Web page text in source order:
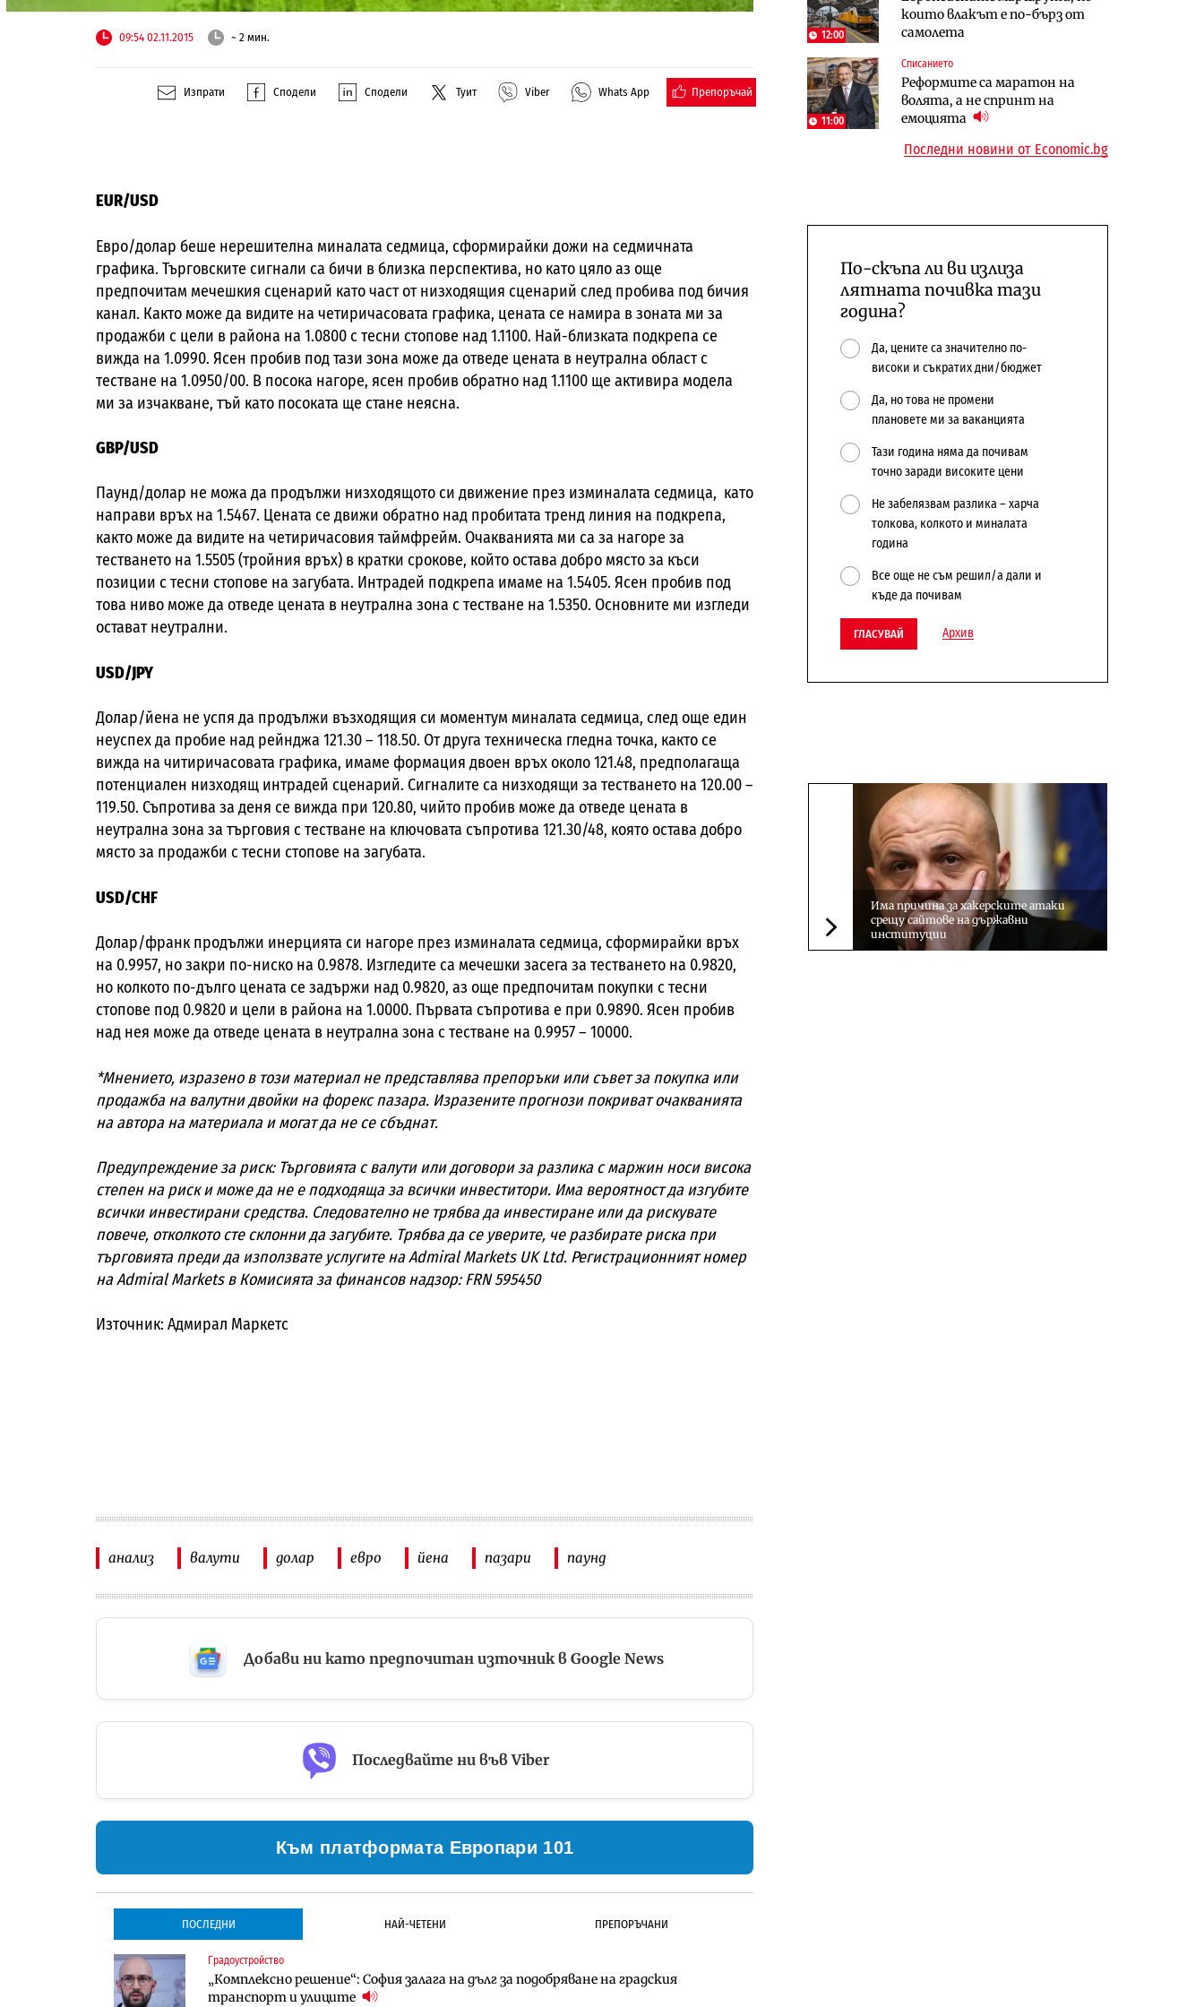
09:54 02.11.2015 ~ 2 мин.
Изпрати Сподели Сподели Туит Viber Whats App Препоръчай
EUR/USD
Евро/долар беше нерешителна миналата седмица, сформирайки дожи на седмичната
графика. Търговските сигнали са бичи в близка перспектива, но като цяло аз още
предпочитам мечешкия сценарий като част от низходящия сценарий след пробива под бичия
канал. Както може да видите на четиричасовата графика, цената се намира в зоната ми за
продажби с цели в района на 1.0800 с тесни стопове над 1.1100. Най-близката подкрепа се
вижда на 1.0990. Ясен пробив под тази зона може да отведе цената в неутрална област с
тестване на 1.0950/00. В посока нагоре, ясен пробив обратно над 1.1100 ще активира модела
ми за изчакване, тъй като посоката ще стане неясна.
GBP/USD
Паунд/долар не можа да продължи низходящото си движение през изминалата седмица, като
направи връх на 1.5467. Цената се движи обратно над пробитата тренд линия на подкрепа,
както може да видите на четиричасовия таймфрейм. Очакванията ми са за нагоре за
тестването на 1.5505 (тройния връх) в кратки срокове, който остава добро място за къси
позиции с тесни стопове на загубата. Интрадей подкрепа имаме на 1.5405. Ясен пробив под
това ниво може да отведе цената в неутрална зона с тестване на 1.5350. Основните ми изгледи
остават неутрални.
USD/JPY
Долар/йена не успя да продължи възходящия си моментум миналата седмица, след още един
неуспех да пробие над рейнджа 121.30 – 118.50. От друга техническа гледна точка, както се
вижда на читиричасовата графика, имаме формация двоен връх около 121.48, предполагаща
потенциален низходящ интрадей сценарий. Сигналите са низходящи за тестването на 120.00 –
119.50. Съпротива за деня се вижда при 120.80, чийто пробив може да отведе цената в
неутрална зона за търговия с тестване на ключовата съпротива 121.30/48, която остава добро
място за продажби с тесни стопове на загубата.
USD/CHF
Долар/франк продължи инерцията си нагоре през изминалата седмица, сформирайки връх
на 0.9957, но закри по-ниско на 0.9878. Изгледите са мечешки засега за тестването на 0.9820,
но колкото по-дълго цената се задържи над 0.9820, аз още предпочитам покупки с тесни
стопове под 0.9820 и цели в района на 1.0000. Първата съпротива е при 0.9890. Ясен пробив
над нея може да отведе цената в неутрална зона с тестване на 0.9957 – 10000.
*Мнението, изразено в този материал не представлява препоръки или съвет за покупка или
продажба на валутни двойки на форекс пазара. Изразените прогнози покриват очакванията
на автора на материала и могат да не се сбъднат.
Предупреждение за риск: Търговията с валути или договори за разлика с маржин носи висока
степен на риск и може да не е подходяща за всички инвеститори. Има вероятност да изгубите
всички инвестирани средства. Следователно не трябва да инвестиране или да рискувате
повече, отколкото сте склонни да загубите. Трябва да се уверите, че разбирате риска при
търговията преди да използвате услугите на Admiral Markets UK Ltd. Регистрационният номер
на Admiral Markets в Комисията за финансов надзор: FRN 595450
Източник: Адмирал Маркетс
анализ валути долар евро йена пазари паунд
Добави ни като предпочитан източник в Google News
Последвайте ни във Viber
Към платформата Европари 101
ПОСЛЕДНИ НАЙ-ЧЕТЕНИ ПРЕПОРЪЧАНИ
Градоустройство
„Комплексно решение“: София залага на дълг за подобряване на градския
транспорт и улиците
Градоустройство
Столична община избра изпълнител за преместването на трамвайното
трасе по бул. „Скобелев“
Инфраструктура
Проектирането на тунела под Петрохан ще върви паралелно с екологичните
оценки
12:00
които влакът е по-бърз от
самолета
11:00
Списанието
Реформите са маратон на
волята, а не спринт на
емоцията
АЕЦ „Козлодуй“ ще работи
само още няколко седмици, ако
сушата продължи
предстои?
„Ендуросат“ ще строи огромен
космически и отбранителен
център в Доброславци
Последни новини от Economic.bg
По-скъпа ли ви излиза
лятната почивка тази
година?
Да, цените са значително по-
високи и съкратих дни/бюджет
Да, но това не промени
плановете ми за ваканцията
Тази година няма да почивам
точно заради високите цени
Не забелязвам разлика – харча
толкова, колкото и миналата
година
Все още не съм решил/а дали и
къде да почивам
ГЛАСУВАЙ Архив
Следваща новина
Има причина за хакерските атаки
срещу сайтове на държавни
институции